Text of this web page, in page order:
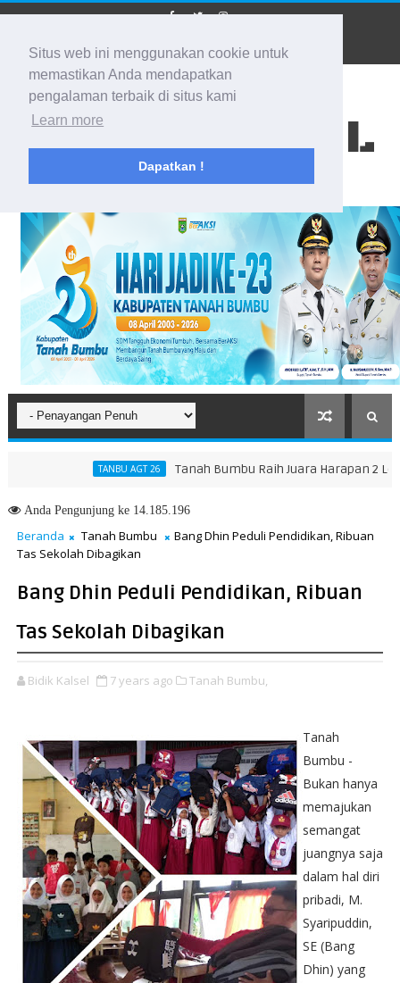
Situs web ini menggunakan cookie untuk
memastikan Anda mendapatkan
pengalaman terbaik di situs kami
Learn more
Dapatkan !
BIDIK KALSEL
Membidik Ke Segala Arah
TANBU AGT 26 Tanah Bumbu Raih Juara Harapan 2 Lomba
AndaPengunjung ke 14.185.196
Beranda Tanah Bumbu
Bang Dhin Peduli Pendidikan, Ribuan
Tas Sekolah Dibagikan
Bang Dhin Peduli Pendidikan, Ribuan
Tas Sekolah Dibagikan
Bidik Kalsel 7 years ago Tanah Bumbu,
Tanah
Bumbu -
Bukan hanya
memajukan
semangat
juangnya saja
dalam hal diri
pribadi, M.
Syaripuddin,
SE (Bang
Dhin) yang